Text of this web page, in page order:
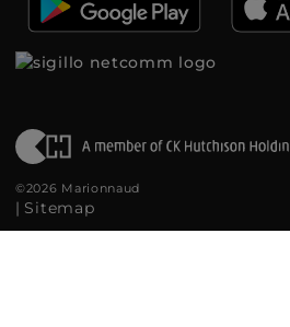
©2026 Marionnaud
| Sitemap